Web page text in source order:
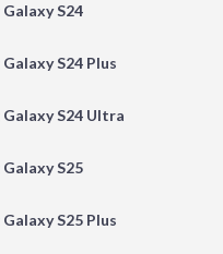
S24
S24 Plus
Galaxy S24 Ultra
S25
S25 Plus